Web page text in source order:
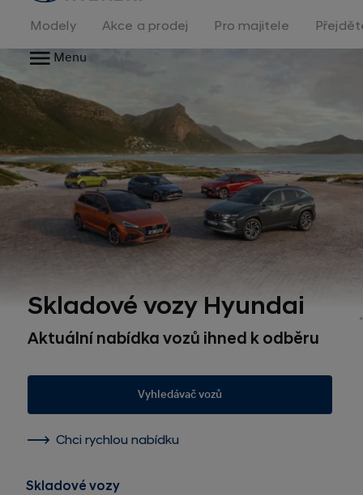
na
homepage
Modely Akce a prodej Pro majitele
Menu
Skladové vozy Hyundai
Aktuální nabídka vozů ihned k odběru
Vyhledávač vozů
Chci rychlou nabídku
Skladové vozy